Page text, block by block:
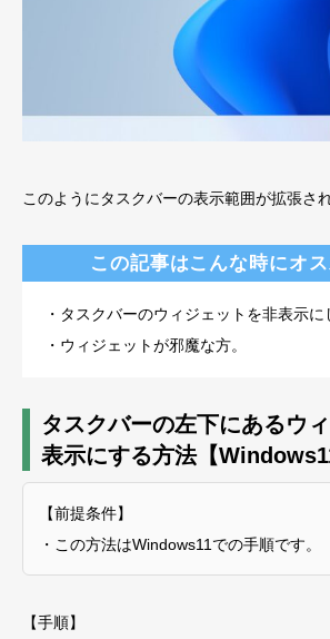
このようにタスクバーの表示範囲が拡張され
この記事はこんな時にオ
・タスクバーのウィジェットを非表示に
・ウィジェットが邪魔な方。
タスクバーの左下にあるウ
表示にする方法【
【前提条件】
・この方法はWindows11での手順です。
【手順】